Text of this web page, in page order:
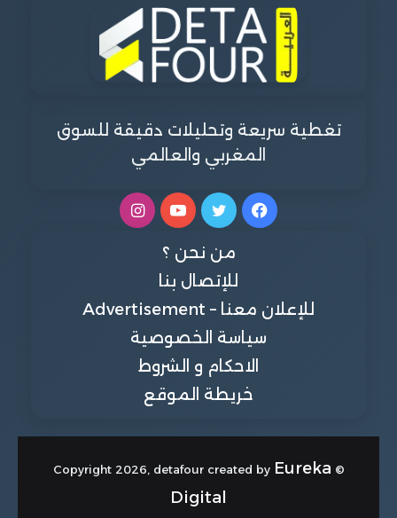
تغطية سريعة وتحليلات دقيقة للسوق
المغربي والعالمي
فيسبوكتويتر يوتيوبانستقرام
من نحن ؟
للإتصال بنا
للإعلان معنا – Advertisement
سياسة الخصوصية
الاحكام و الشروط
خريطة الموقع
© Copyright 2026, detafour created by
Eureka
Digital